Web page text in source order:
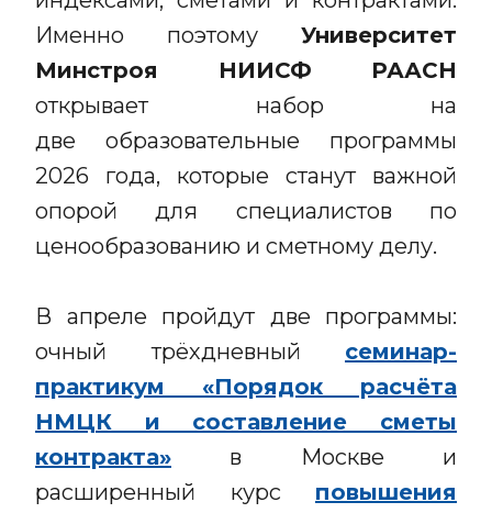
Именно поэтому Университет
Минстроя НИИСФ РААСН
открывает набор на
две образовательные программы
2026 года, которые станут важной
опорой для специалистов по
ценообразованию и сметному делу.
В апреле пройдут две программы:
очный трёхдневный семинар-
практикум «Порядок расчёта
НМЦК и составление сметы
контракта» в Москве и
расширенный курс повышения